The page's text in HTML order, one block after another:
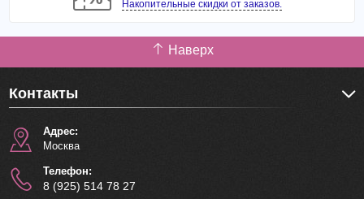
свойство щетки создавать слабокислотную среду
основной корпус - ABS древесная смола,
Накопительные скидки от заказов.
Наверх
Контакты
Адрес:
Москва
Телефон:
8 (925) 514 78 27